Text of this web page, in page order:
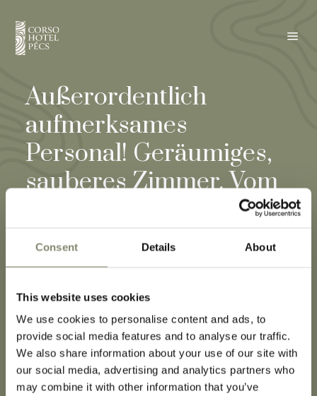
Consent Details About
This website uses cookies
We use cookies to personalise content and ads, to
provide social media features and to analyse our traffic.
We also share information about your use of our site with
our social media, advertising and analytics partners who
may combine it with other information that you’ve
a
Außerordentlich
aufmerksames
Personal! Geräumiges,
sauberes Zimmer. Vom
Sehenswürdigkeiten zu
Fuß erreichbar! Wir
würden gerne
wiederkommen! Ich
empfehle es auch
anderen! ☺️